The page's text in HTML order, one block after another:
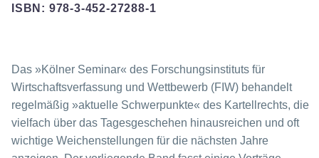
ISBN: 978-3-452-27288-1
Das »Kölner Seminar« des Forschungsinstituts für
Wirtschaftsverfassung und Wett­bewerb (FIW) behandelt
regelmäßig »aktuelle Schwerpunkte« des Kartellrechts, die
vielfach über das Tagesgeschehen hinausreichen und oft
wichtige Weichenstellungen für die nächsten Jahre